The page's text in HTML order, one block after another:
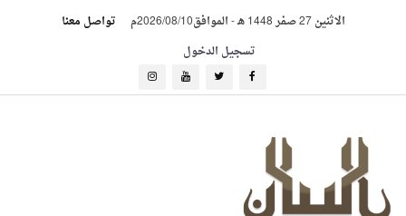
الاثنين 27 صفر 1448 هـ -الموافق2026/08/10م
تواصل معنا
تسجيل الدخول